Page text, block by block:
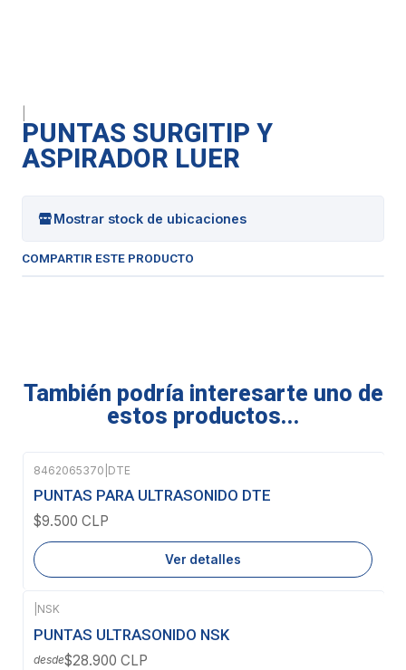
PUNTAS SURGITIP Y
ASPIRADOR LUER
Mostrar stock de ubicaciones
COMPARTIR ESTE PRODUCTO
También podría interesarte uno de
estos productos...
Agotado
8462065370 DTE
PUNTAS PARA ULTRASONIDO DTE
$9.500 CLP
Ver detalles
NSK
PUNTAS ULTRASONIDO NSK
desde$28.900 CLP